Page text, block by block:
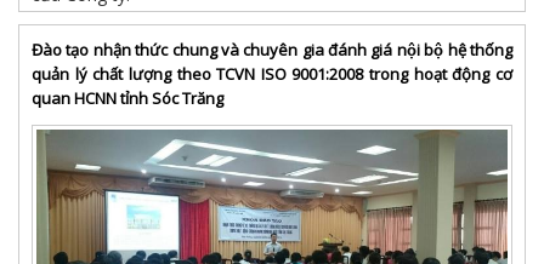
Đào tạo nhận thức chung và chuyên gia đánh giá nội bộ hệ thống
quản lý chất lượng theo TCVN ISO 9001:2008 trong hoạt động cơ
quan HCNN tỉnh Sóc Trăng